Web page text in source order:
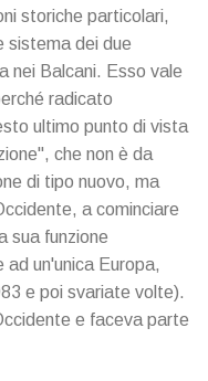
storiche particolari,
sistema dei due
nei Balcani. Esso vale
radicato
ultimo punto di vista
che non è da
di tipo nuovo, ma
a cominciare
sua funzione
un'unica Europa,
e poi svariate volte).
e faceva parte